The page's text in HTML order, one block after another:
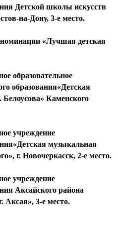
Детской школы искусств
на-Дону, 3-е место.
«Лучшая детская
образовательное
образования«Детская
Каменского
учреждение
музыкальная
г. Новочеркасск, 2-е место.
учреждение
Аксайского района
Аксая», 3-е место.